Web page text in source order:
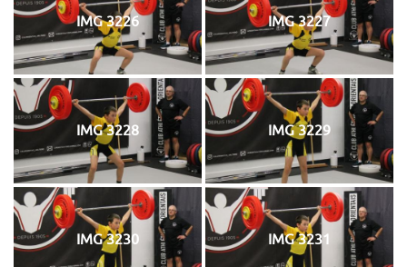
IMG 3226 IMG 3227
IMG 3228 IMG 3229
IMG 3230 IMG 3231